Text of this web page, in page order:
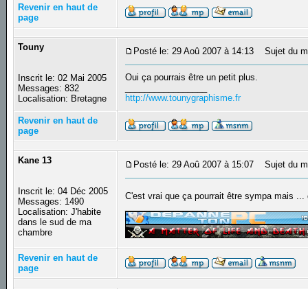
Revenir en haut de
page
Touny
Inscrit le: 02 Mai 2005
Messages: 832
Localisation: Bretagne
Posté le: 29 Aoû 2007 à 14:13 Sujet du
Oui ça pourrais être un petit plus.
http://www.tounygraphisme.fr
Revenir en haut de
page
Kane 13
Inscrit le: 04 Déc 2005
Messages: 1490
Localisation: J'habite
dans le sud de ma
chambre
Posté le: 29 Aoû 2007 à 15:07 Sujet du
C'est vrai que ça pourrait être sympa mais
Revenir en haut de
page